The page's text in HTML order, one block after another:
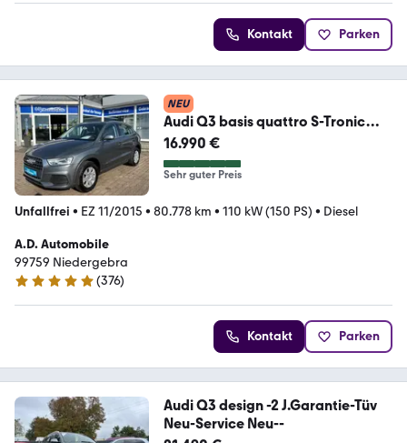
Kontakt Parken
NEU
Audi Q3 basis quattro S-Tronic
Klima AHK
16.990 €
Sehr guter Preis
Unfallfrei • EZ 11/2015 • 80.778 km • 110 kW (150 PS) • Diesel
A.D. Automobile
99759 Niedergebra
4.8 Sterne
(376)
Kontakt Parken
Audi Q3 design -2 J.Garantie-Tüv
Neu-Service Neu--